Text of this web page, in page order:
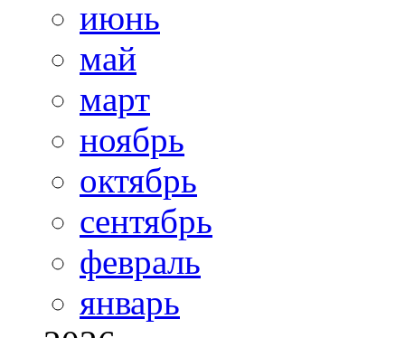
июнь
май
март
ноябрь
октябрь
сентябрь
февраль
январь